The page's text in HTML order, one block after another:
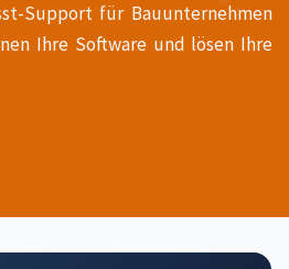
Support für Bauunternehmen
Ihre Software und lösen Ihre